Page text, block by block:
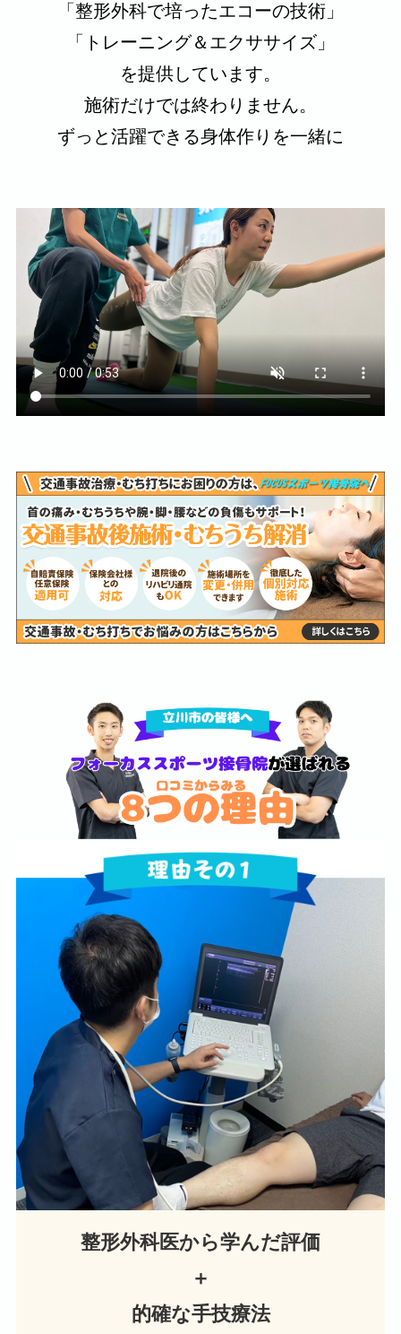
「整形外科で培ったエコーの技術」
「トレーニング＆エクササイズ」
を提供しています。
施術だけでは終わりません。
ずっと活躍できる身体作りを一緒に
整形外科医から学んだ評価
＋
的確な手技療法